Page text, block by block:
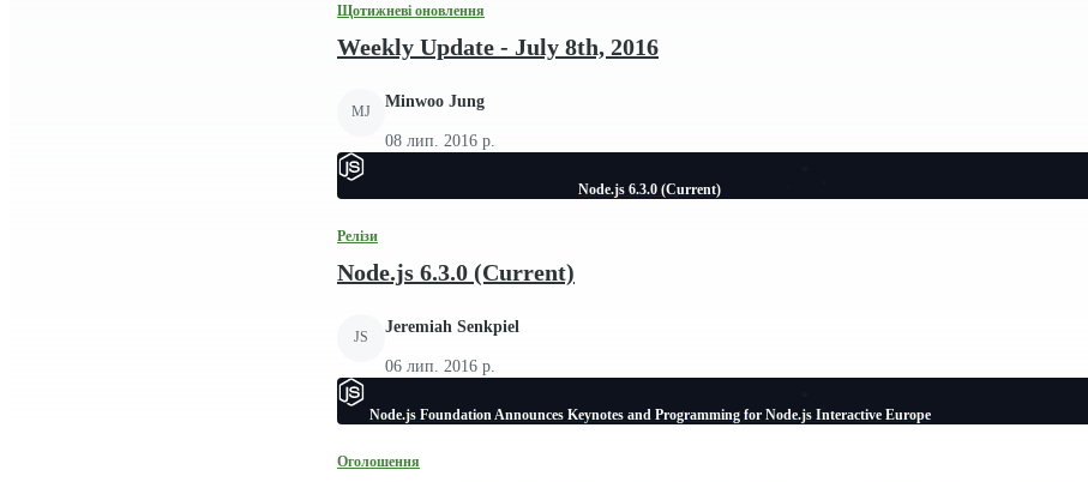
Щотижневі оновлення
Weekly Update - July 8th, 2016
MJ
Minwoo Jung
08 лип. 2016 р.
Node.js 6.3.0 (Current)
Релізи
Node.js 6.3.0 (Current)
JS
Jeremiah Senkpiel
06 лип. 2016 р.
Node.js Foundation Announces Keynotes and Programming for Node.js Interactive Europe
Оголошення